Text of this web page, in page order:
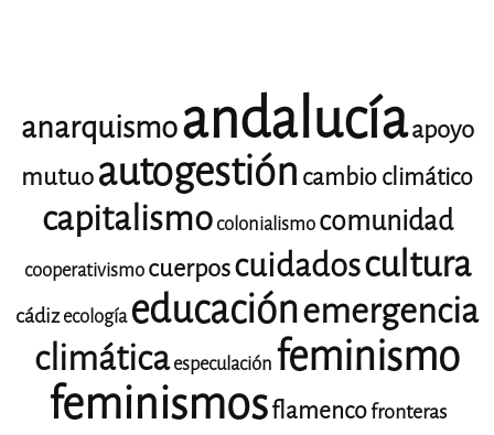
anarquismoandalucíaapoyo
mutuoautogestión cambio climático
capitalismocolonialismocomunidad
cooperativismocuerposcuidadoscultura
cádizecología educaciónemergencia
climáticaespeculación feminismo
feminismosflamencofronteras